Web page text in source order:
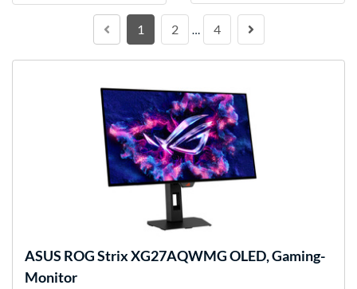
1 2 … 4
ASUS ROG Strix XG27AQWMG OLED, Gaming-
Monitor